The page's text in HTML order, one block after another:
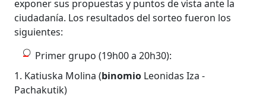
exponer sus propuestas y puntos de vista ante la
ciudadanía. Los resultados del sorteo fueron los
siguientes:
Primer grupo (19h00 a 20h30):
1. Katiuska Molina (binomio Leonidas Iza -
Pachakutik)